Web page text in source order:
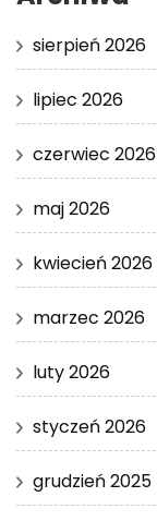
sierpień 2026
lipiec 2026
czerwiec 2026
maj 2026
kwiecień 2026
marzec 2026
luty 2026
styczeń 2026
grudzień 2025